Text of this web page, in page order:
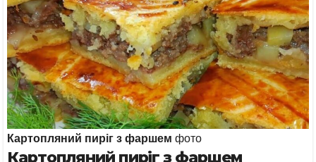
Картопляний пиріг з фаршем фото
Картопляний пиріг з фаршем